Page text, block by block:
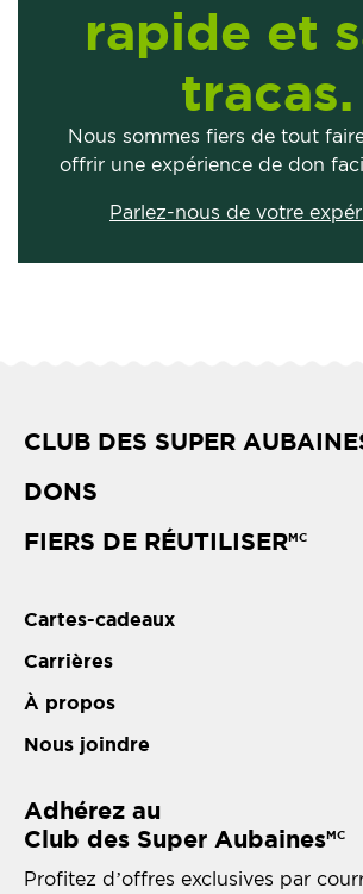
rapide et
tracas.
Nous sommes fiers de tout
offrir une expérience de don
Parlez-nous de votre
CLUB DES SUPER
DONS
FIERS DE RÉUTILISERMC
Cartes-cadeaux
Carrières
À propos
Nous joindre
Adhérez au
Club des Super AubainesMC
Profitez d’offres exclusives par